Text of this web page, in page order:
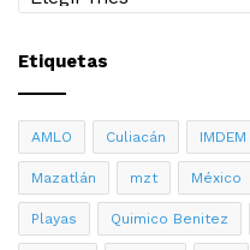
Etiquetas
AMLO Culiacán IMDEM
Mazatlán mzt México
Playas Quimico Benitez